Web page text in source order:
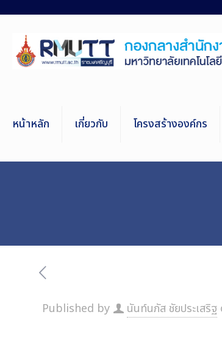
หน้าหลัก เกี่ยวกับ โครงสร้างองค์กร
Published by นันท์นภัส ชัยประเสริฐ